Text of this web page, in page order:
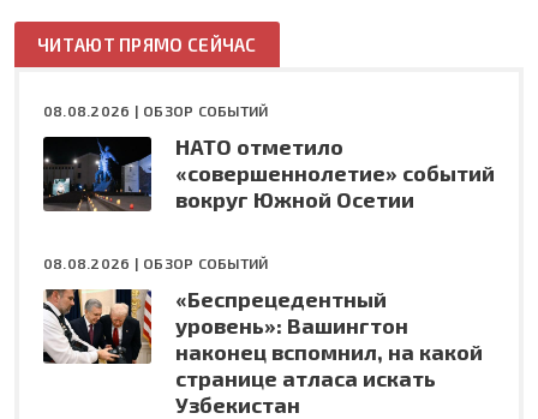
ЧИТАЮТ ПРЯМО СЕЙЧАС
08.08.2026 | ОБЗОР СОБЫТИЙ
НАТО отметило
«совершеннолетие» событий
вокруг Южной Осетии
08.08.2026 | ОБЗОР СОБЫТИЙ
«Беспрецедентный
уровень»: Вашингтон
наконец вспомнил, на какой
странице атласа искать
Узбекистан